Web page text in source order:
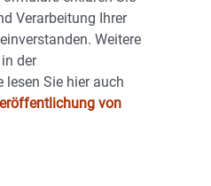
Verarbeitung Ihrer
Weitere
der
lesen Sie hier auch
von